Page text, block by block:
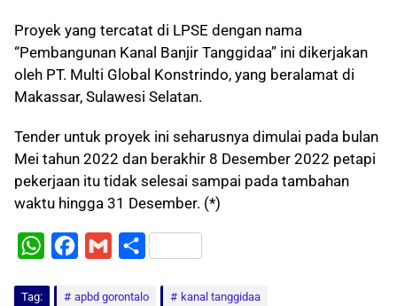
Proyek yang tercatat di LPSE dengan nama
“Pembangunan Kanal Banjir Tanggidaa” ini dikerjakan
oleh PT. Multi Global Konstrindo, yang beralamat di
Makassar, Sulawesi Selatan.
Tender untuk proyek ini seharusnya dimulai pada bulan
Mei tahun 2022 dan berakhir 8 Desember 2022 petapi
pekerjaan itu tidak selesai sampai pada tambahan
waktu hingga 31 Desember. (*)
W
c
a
S
a
Tag: apbd gorontalo kanal tanggidaa